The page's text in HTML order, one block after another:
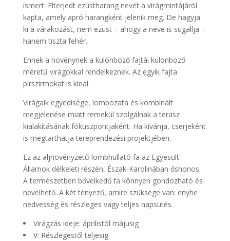
ismert. Elterjedt ezüstharang nevét a virágmintájáról
kapta, amely apró harangként jelenik meg. De hagyja
ki a várakozást, nem ezüst – ahogy a neve is sugallja –
hanem tiszta fehér.
Ennek a növénynek a különböző fajtái különböző
méretű virágokkal rendelkeznek. Az egyik fajta
pírszirmokat is kínál.
Virágaik egyedisége, lombozata és kombinált
megjelenése miatt remekül szolgálnak a terasz
kialakításának fókuszpontjaként. Ha kívánja, cserjeként
is megtarthatja tereprendezési projektjében.
Ez az aljnövényzetű lombhullató fa az Egyesült
Államok délkeleti részén, Észak-Karolinában őshonos.
A természetben bővelkedő fa könnyen gondozható és
nevelhető. A két tényező, amire szüksége van: enyhe
nedvesség és részleges vagy teljes napsütés.
Virágzás ideje: áprilistól májusig
V: Részlegestől teljesig